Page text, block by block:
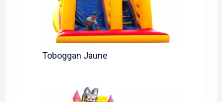
Toboggan Jaune